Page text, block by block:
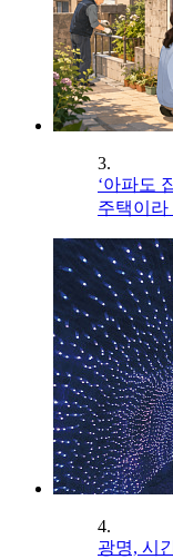
3.
‘아파도
주택이라
4.
광명, 시